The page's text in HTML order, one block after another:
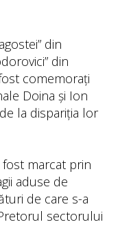
din
din
comemorați
Doina și Ion
la dispariția lor
marcat prin
aduse de
de care s-a
sectorului